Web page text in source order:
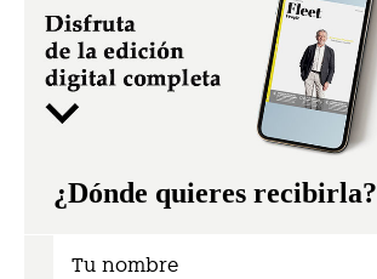
¿Dónde quieres recibirla?